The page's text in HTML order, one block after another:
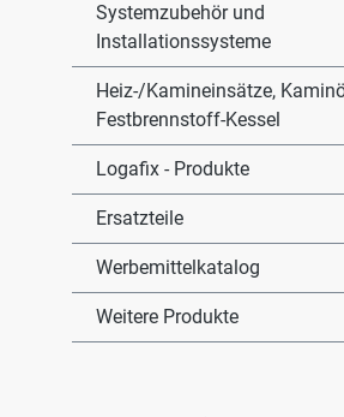
Systemzubehör und
Installationssysteme
Heiz-/Kamineinsätze,
Festbrennstoff-Kessel
Logafix - Produkte
Ersatzteile
Werbemittelkatalog
Weitere Produkte